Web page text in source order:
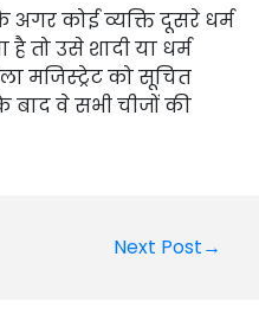
अगर कोई व्यक्ति दूसरे धर्म
तो उसे शादी या धर्म
मजिस्ट्रेट को सूचित
बाद वे सभी चीजों की
Next Post→